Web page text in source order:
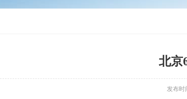
北京
发布时